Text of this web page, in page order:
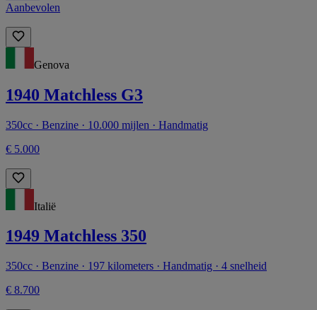
Aanbevolen
Genova
1940 Matchless G3
350cc · Benzine · 10.000 mijlen · Handmatig
€ 5.000
Italië
1949 Matchless 350
350cc · Benzine · 197 kilometers · Handmatig · 4 snelheid
€ 8.700